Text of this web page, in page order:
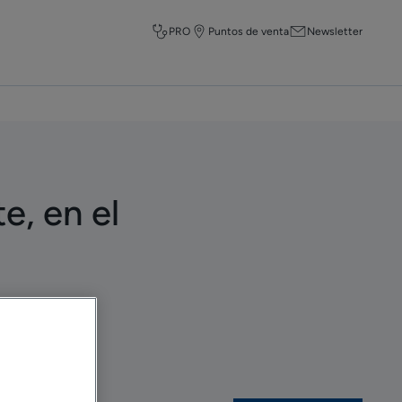
PRO Puntos de venta Newsletter
en el